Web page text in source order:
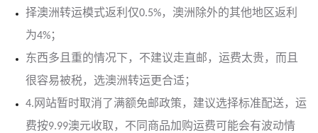
择澳洲转运模式返利仅0.5%，澳洲除外的其他地区返利
为4%；
东西多且重的情况下，不建议走直邮，运费太贵，而且
很容易被税，选澳洲转运更合适；
4.网站暂时取消了满额免邮政策，建议选择标准配送，运
费按9.99澳元收取，不同商品加购运费可能会有波动情